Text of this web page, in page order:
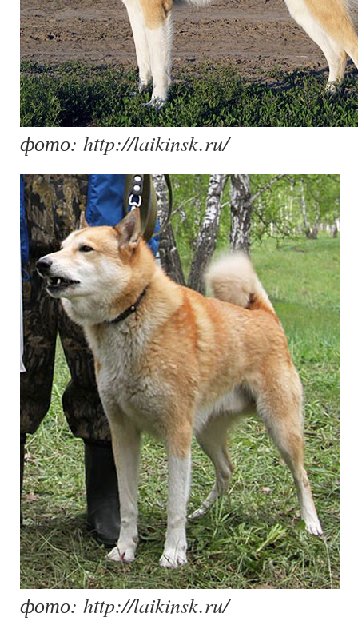
фото: http://laikinsk.ru/
фото: http://laikinsk.ru/